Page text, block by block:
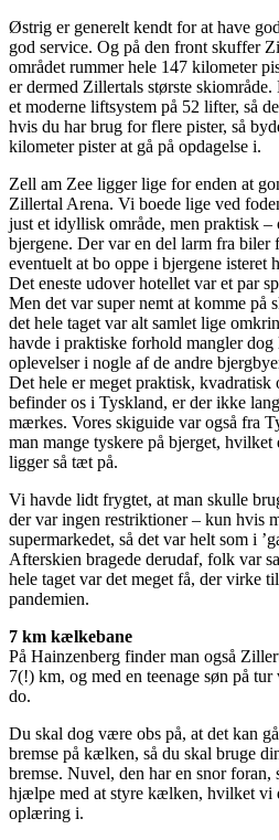
Østrig er generelt kendt for at have
god service. Og på den front skuffer
området rummer hele 147 kilometer
er dermed Zillertals største
et moderne liftsystem på 52 lifter, så
hvis du har brug for flere pister, så
kilometer pister at gå på opdagelse i.
Zell am Zee ligger lige for enden at
Zillertal Arena. Vi boede lige ved
just et idyllisk område, men praktisk
bjergene. Der var en del larm fra biler
eventuelt at bo oppe i bjergene isteret
Det eneste udover hotellet var et par
Men det var super nemt at komme på
det hele taget var alt samlet lige
havde i praktiske forhold mangler dog
oplevelser i nogle af de andre
Det hele er meget praktisk,
befinder os i Tyskland, er der ikke
mærkes. Vores skiguide var også fra
man mange tyskere på bjerget,
ligger så tæt på.
Vi havde lidt frygtet, at man skulle
der var ingen restriktioner – kun hvis
supermarkedet, så det var helt som i
Afterskien bragede derudaf, folk var
hele taget var det meget få, der virke
pandemien.
7 km kælkebane
På Hainzenberg finder man også
7(!) km, og med en teenage søn på
do.
Du skal dog være obs på, at det kan
bremse på kælken, så du skal bruge
bremse. Nuvel, den har en snor foran,
hjælpe med at styre kælken, hvilket vi
oplæring i.